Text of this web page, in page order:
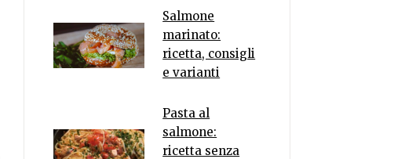
Salmone
marinato:
ricetta, consigli
e varianti
Pasta al
salmone:
ricetta senza